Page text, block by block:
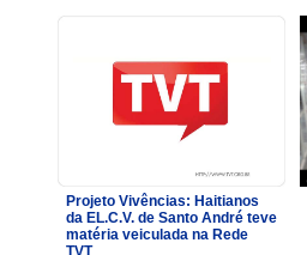
Projeto Vivências: Haitianos
da EL.C.V. de Santo André teve
matéria veiculada na Rede
TVT